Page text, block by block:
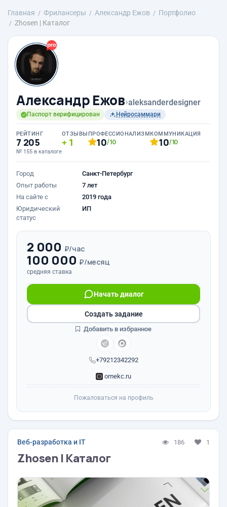
Главная Фрилансеры Александр Ежов
Портфолио
Zhosen | Каталог
Александр Ежов›aleksanderdesigner
Паспорт верифицирован Нейросаммари
РЕЙТИНГ
7 205
№ 155 в каталоге
ОТЗЫВЫ
1
ПРОФЕССИОНАЛИЗМ
10/10
КОММУНИКАЦИЯ
10/10
Город
Санкт-Петербург
Опыт работы
7 лет
На сайте с
2019 года
Юридический
статус
ИП
2 000 ₽/час
100 000 ₽/месяц
средняя ставка
+79212342292
Начать диалог
omekc.ru
Создать задание
Добавить в избранное
Пожаловаться на профиль
Веб-разработка и IT 186 1
Zhosen | Каталог